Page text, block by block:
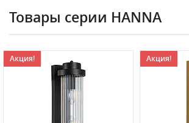
Товары серии HANNA
Акция! Акция!